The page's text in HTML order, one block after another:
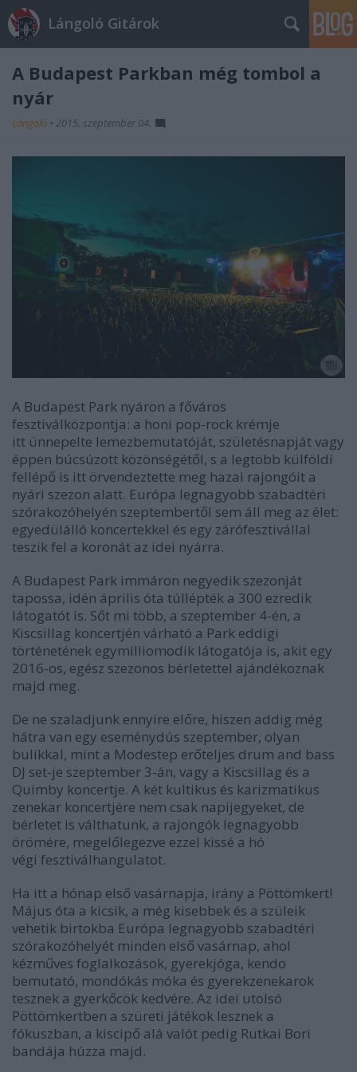
Lángoló Gitárok
A Budapest Parkban még tombol a
nyár
Lángoló • 2015. szeptember 04.
A Budapest Park nyáron a főváros
fesztiválközpontja: a honi pop-rock krémje
itt ünnepelte lemezbemutatóját, születésnapját vagy
éppen búcsúzott közönségétől, s a legtöbb külföldi
fellépő is itt örvendeztette meg hazai rajongóit a
nyári szezon alatt. Európa legnagyobb szabadtéri
szórakozóhelyén szeptembertől sem áll meg az élet:
egyedülálló koncertekkel és egy zárófesztivállal
teszik fel a koronát az idei nyárra.
A Budapest Park immáron negyedik szezonját
tapossa, idén április óta túllépték a 300 ezredik
látogatót is. Sőt mi több, a szeptember 4-én, a
Kiscsillag koncertjén várható a Park eddigi
történetének egymilliomodik látogatója is, akit egy
2016-os, egész szezonos bérletettel ajándékoznak
majd meg.
De ne szaladjunk ennyire előre, hiszen addig még
hátra van egy eseménydús szeptember, olyan
bulikkal, mint a Modestep erőteljes drum and bass
DJ set-je szeptember 3-án, vagy a Kiscsillag és a
Quimby koncertje. A két kultikus és karizmatikus
zenekar koncertjére nem csak napijegyeket, de
bérletet is válthatunk, a rajongók legnagyobb
örömére, megelőlegezve ezzel kissé a hó
végi fesztiválhangulatot.
Ha itt a hónap első vasárnapja, irány a Pöttömkert!
Május óta a kicsik, a még kisebbek és a szüleik
vehetik birtokba Európa legnagyobb szabadtéri
szórakozóhelyét minden első vasárnap, ahol
kézműves foglalkozások, gyerekjóga, kendo
bemutató, mondókás móka és gyerekzenekarok
tesznek a gyerkőcök kedvére. Az idei utolsó
Pöttömkertben a szüreti játékok lesznek a
fókuszban, a kiscipő alá valót pedig Rutkai Bori
bandája húzza majd.